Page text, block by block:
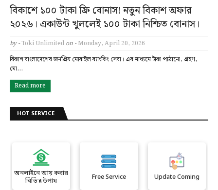
বিকাশে ১০০ টাকা ফ্রি বোনাস! নতুন বিকাশ অফার
২০২৬। একাউন্ট খুললেই ১০০ টাকা নিশ্চিত বোনাস।
by - Toki Unlimited on -Monday, April 20, 2026
বিকাশ বাংলাদেশের জনপ্রিয় মোবাইল ব্যাংকিং সেবা। এর মাধ্যমে টাকা পাঠানো, গ্রহণ,
মো…
Read more
HOT SERVICE
অনলাইনে আয় করার
বিভিন্ন উপায়
Free Service Update Coming